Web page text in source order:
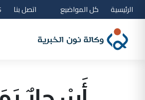
الرئيسية كل المواضيع اتصل بنا